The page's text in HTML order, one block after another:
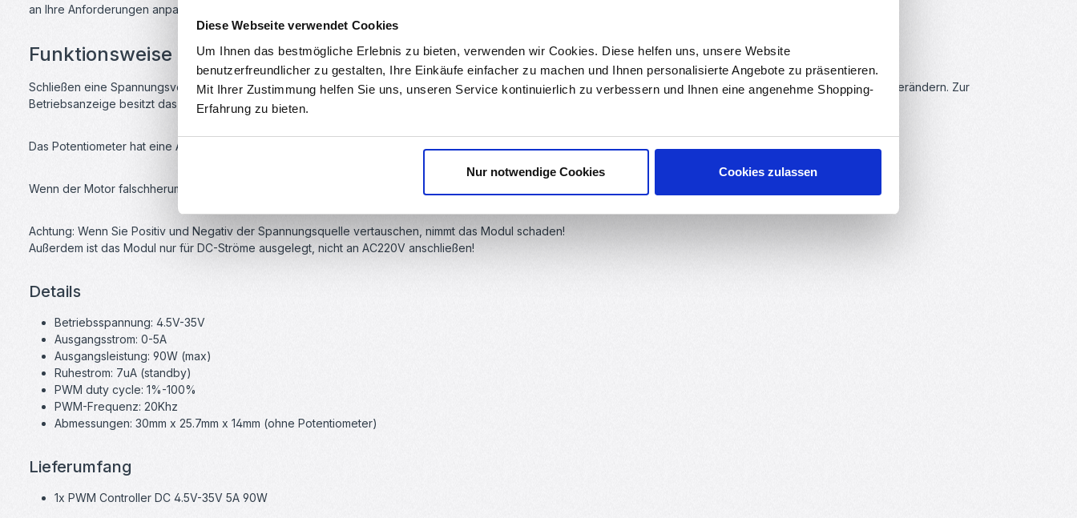
Diese Webseite verwendet Cookies
Um Ihnen das bestmögliche Erlebnis zu bieten, verwenden wir Cookies. Diese helfen uns, unsere Website
benutzerfreundlicher zu gestalten, Ihre Einkäufe einfacher zu machen und Ihnen personalisierte Angebote zu präsentieren.
Mit Ihrer Zustimmung helfen Sie uns, unseren Service kontinuierlich zu verbessern und Ihnen eine angenehme Shopping-
Erfahrung zu bieten.
Nur notwendige Cookies Cookies zulassen
an Ihre Anforderungen anpassen.
Funktionsweise des PWM-Controllers
Schließen eine Spannungsversorgung und Ihren Motor an. Am Potentiometer können Sie den Duty Cycle des PWM-Signals steuern, um den Output des Moduls zu verändern. Zur
Betriebsanzeige besitzt das Modul eine rote LED.
Das Potentiometer hat eine Aussstellung, um die Spannungsversorgung zu stoppen.
Wenn der Motor falschherum dreht, können Sie die Motoranschlüsse vertauschen. Dadurch invertieren Sie die Drehrichtung des Motors.
Achtung: Wenn Sie Positiv und Negativ der Spannungsquelle vertauschen, nimmt das Modul schaden!
Außerdem ist das Modul nur für DC-Ströme ausgelegt, nicht an AC220V anschließen!
Details
Betriebsspannung: 4.5V-35V
Ausgangsstrom: 0-5A
Ausgangsleistung: 90W (max)
Ruhestrom: 7uA (standby)
PWM duty cycle: 1%-100%
PWM-Frequenz: 20Khz
Abmessungen: 30mm x 25.7mm x 14mm (ohne Potentiometer)
Lieferumfang
1x PWM Controller DC 4.5V-35V 5A 90W